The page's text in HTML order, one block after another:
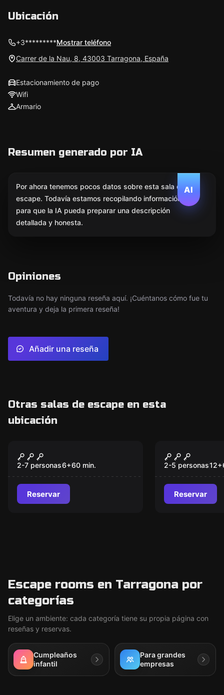
Ubicación
+3*********Mostrar teléfono
Carrer de la Nau, 8, 43003 Tarragona, España
Estacionamiento de pago
Wifi
Armario
Resumen generado por IA
AI
Por ahora tenemos pocos datos sobre esta sala de
escape. Todavía estamos recopilando información
para que la IA pueda preparar una descripción
detallada y honesta.
Opiniones
Todavía no hay ninguna reseña aquí. ¡Cuéntanos cómo fue tu
aventura y deja la primera reseña!
Añadir una reseña
Otras salas de escape en esta
ubicación
El Tesoro de Dragut
2-7 personas6+60 min.
Reservar
Nuevo
El Misterio
Reis
2-5 personas12+
Reservar
Escape rooms en Tarragona por
categorías
Elige un ambiente: cada categoría tiene su propia página con
reseñas y reservas.
Cumpleaños
infantil
Para grandes
empresas